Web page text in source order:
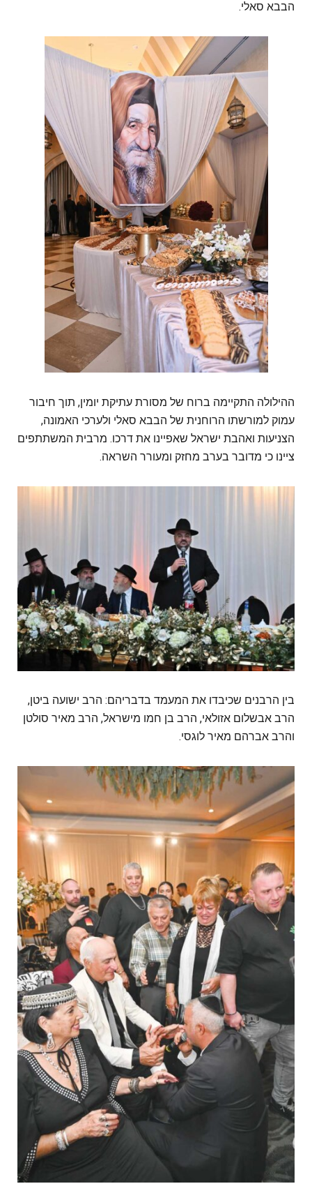
הבבא סאלי.
ההילולה התקיימה ברוח של מסורת עתיקת יומין, תוך חיבור
עמוק למורשתו הרוחנית של הבבא סאלי ולערכי האמונה,
הצניעות ואהבת ישראל שאפיינו את דרכו. מרבית המשתתפים
ציינו כי מדובר בערב מחזק ומעורר השראה.
בין הרבנים שכיבדו את המעמד בדבריהם: הרב ישועה ביטן,
הרב אבשלום אזולאי, הרב בן חמו מישראל, הרב מאיר סולטן
והרב אברהם מאיר לוגסי.